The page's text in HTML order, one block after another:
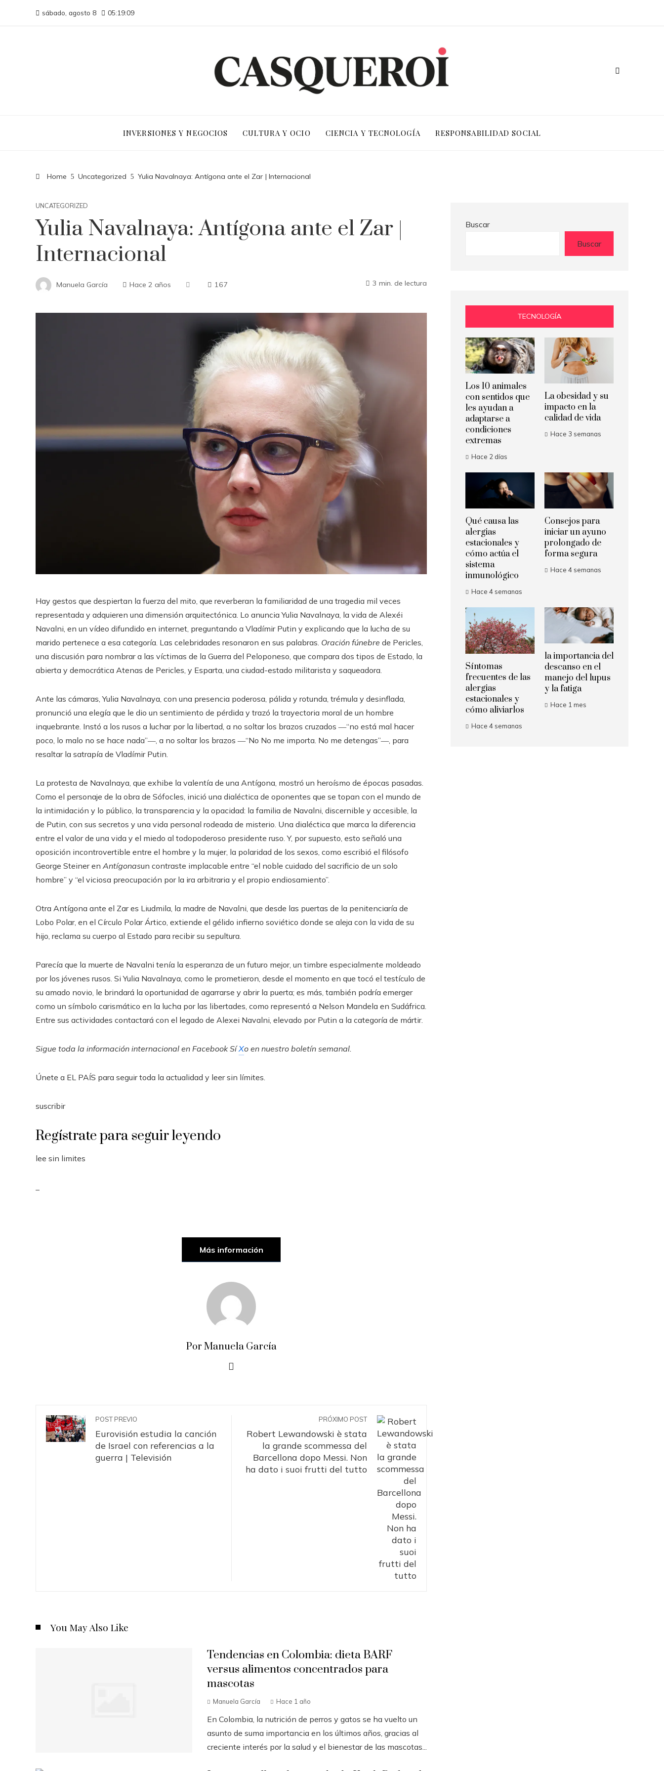
sábado, agosto 8 05:19:10
INVERSIONES Y NEGOCIOS CULTURA Y OCIO CIENCIA Y TECNOLOGÍA RESPONSABILIDAD SOCIAL
Home Uncategorized Yulia Navalnaya: Antígona ante el Zar | Internacional
UNCATEGORIZED
Yulia Navalnaya: Antígona ante el Zar |
Internacional
Manuela García Hace 2 años 167 3 min. de lectura
Hay gestos que despiertan la fuerza del mito, que reverberan la familiaridad de una tragedia mil veces
representada y adquieren una dimensión arquitectónica. Lo anuncia Yulia Navalnaya, la vida de Alexéi
Navalni, en un vídeo difundido en internet, preguntando a Vladímir Putin y explicando que la lucha de su
marido pertenece a esa categoría. Las celebridades resonaron en sus palabras. Oración fúnebre de Pericles,
una discusión para nombrar a las víctimas de la Guerra del Peloponeso, que compara dos tipos de Estado, la
abierta y democrática Atenas de Pericles, y Esparta, una ciudad-estado militarista y saqueadora.
Ante las cámaras, Yulia Navalnaya, con una presencia poderosa, pálida y rotunda, trémula y desinflada,
pronunció una elegía que le dio un sentimiento de pérdida y trazó la trayectoria moral de un hombre
inquebrante. Instó a los rusos a luchar por la libertad, a no soltar los brazos cruzados ―“no está mal hacer
poco, lo malo no se hace nada”―, a no soltar los brazos ―“No No me importa. No me detengas”―, para
resaltar la satrapía de Vladímir Putin.
La protesta de Navalnaya, que exhibe la valentía de una Antígona, mostró un heroísmo de épocas pasadas.
Como el personaje de la obra de Sófocles, inició una dialéctica de oponentes que se topan con el mundo de
la intimidación y lo público, la transparencia y la opacidad: la familia de Navalni, discernible y accesible, la
de Putin, con sus secretos y una vida personal rodeada de misterio. Una dialéctica que marca la diferencia
entre el valor de una vida y el miedo al todopoderoso presidente ruso. Y, por supuesto, esto señaló una
oposición incontrovertible entre el hombre y la mujer, la polaridad de los sexos, como escribió el filósofo
George Steiner en Antígonasun contraste implacable entre “el noble cuidado del sacrificio de un solo
hombre” y “el viciosa preocupación por la ira arbitraria y el propio endiosamiento”.
Otra Antígona ante el Zar es Liudmila, la madre de Navalni, que desde las puertas de la penitenciaría de
Lobo Polar, en el Círculo Polar Ártico, extiende el gélido infierno soviético donde se aleja con la vida de su
hijo, reclama su cuerpo al Estado para recibir su sepultura.
Parecía que la muerte de Navalni tenía la esperanza de un futuro mejor, un timbre especialmente moldeado
por los jóvenes rusos. Si Yulia Navalnaya, como le prometieron, desde el momento en que tocó el testículo de
su amado novio, le brindará la oportunidad de agarrarse y abrir la puerta; es más, también podría emerger
como un símbolo carismático en la lucha por las libertades, como representó a Nelson Mandela en Sudáfrica.
Entre sus actividades contactará con el legado de Alexei Navalni, elevado por Putin a la categoría de mártir.
Sigue toda la información internacional en FacebookSíXo en nuestro boletín semanal.
Únete a EL PAÍS para seguir toda la actualidad y leer sin límites.
suscribir
Regístrate para seguir leyendo
lee sin limites
Más información
Por Manuela García
POST PREVIO
Eurovisión estudia la canción
de Israel con referencias a la
guerra | Televisión
PRÓXIMO POST
Robert Lewandowski è stata
la grande scommessa del
Barcellona dopo Messi. Non
ha dato i suoi frutti del tutto
You May Also Like
Tendencias en Colombia: dieta BARF
versus alimentos concentrados para
mascotas
Manuela García Hace 1 año
En Colombia, la nutrición de perros y gatos se ha vuelto un
asunto de suma importancia en los últimos años, gracias al
creciente interés por la salud y el bienestar de las mascotas...
Buscar
Buscar
TECNOLOGÍA
Los 10 animales
con sentidos que
les ayudan a
adaptarse a
condiciones
extremas
Hace 2 días
La obesidad y su
impacto en la
calidad de vida
Hace 3 semanas
Qué causa las
alergias
estacionales y
cómo actúa el
sistema
inmunológico
Hace 4 semanas
Consejos para
iniciar un ayuno
prolongado de
forma segura
Hace 4 semanas
Síntomas
frecuentes de las
alergias
estacionales y
cómo aliviarlos
Hace 4 semanas
la importancia del
descanso en el
manejo del lupus
y la fatiga
Hace 1 mes